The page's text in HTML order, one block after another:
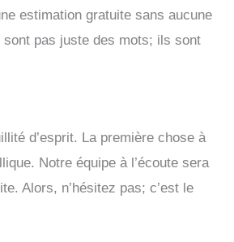
estimation gratuite sans aucune
sont pas juste des mots; ils sont
d’esprit. La première chose à
Notre équipe à l’écoute sera
Alors, n’hésitez pas; c’est le